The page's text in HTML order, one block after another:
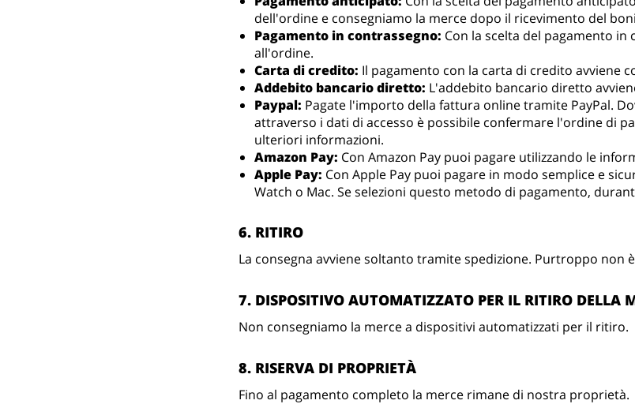
dell'ordine e consegniamo la merce dopo il ricevimento del
Pagamento in contrassegno: Con la scelta del pagamento
all'ordine.
Carta di credito: Il pagamento con la carta di credito avviene
Addebito bancario diretto: L'addebito bancario diretto
Paypal: Pagate l'importo della fattura online tramite PayPal.
attraverso i dati di accesso è possibile confermare l'ordine di
ulteriori informazioni.
Amazon Pay: Con Amazon Pay puoi pagare utilizzando le
Apple Pay: Con Apple Pay puoi pagare in modo semplice e
Watch o Mac. Se selezioni questo metodo di pagamento,
6. RITIRO
La consegna avviene soltanto tramite spedizione. Purtroppo non
7. DISPOSITIVO AUTOMATIZZATO PER IL RITIRO DELLA
Non consegniamo la merce a dispositivi automatizzati per il ritiro.
8. RISERVA DI PROPRIETÀ
Fino al pagamento completo la merce rimane di nostra proprietà.